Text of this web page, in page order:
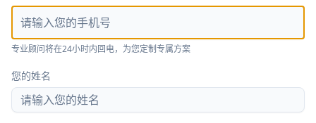
专业顾问将在24小时内回电，为您定制专属方案
您的姓名